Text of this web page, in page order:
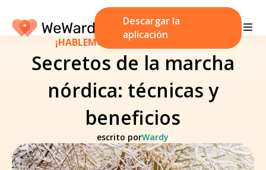
Descargar la
aplicación
¡HABLEMOS! 8 de enero de 2023
Secretos de la marcha
nórdica: técnicas y
beneficios
escrito porWardy